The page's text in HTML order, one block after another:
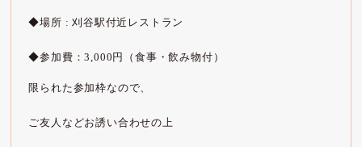
◆場所 : 刈谷駅付近レストラン
◆参加費：3,000円（食事・飲み物付）
限られた参加枠なので、
ご友人などお誘い合わせの上